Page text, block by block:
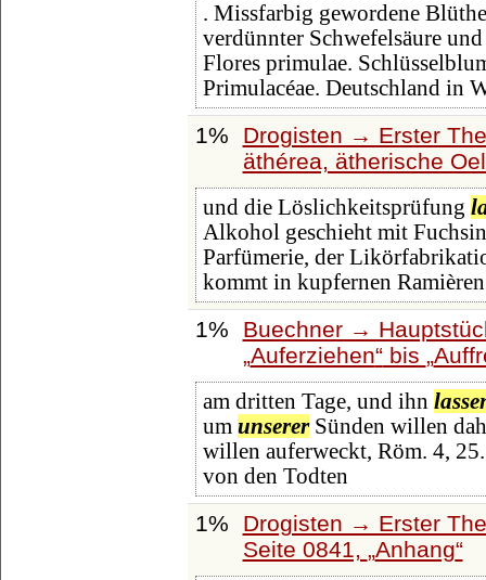
. Missfarbig gewordene
verdünnter Schwefelsäure
Flores primulae.
Primulacéae. Deutschland in
1%
Drogisten → Erster
äthérea, ätherische
und die Löslichkeitsprüfung
Alkohol geschieht mit
Parfümerie, der
kommt in kupfernen
1%
Buechner →
Auferziehen bis
am dritten Tage, und ihn
um unsererSünden willen
willen auferweckt, Röm. 4,
von den Todten
1%
Drogisten → Erster
Seite 0841,
Anhang